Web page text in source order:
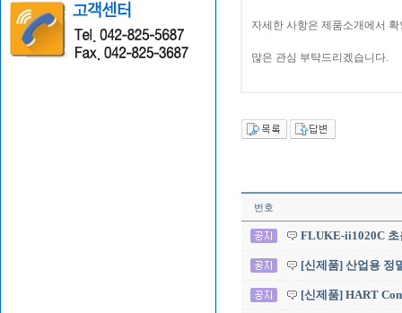
자세한 사항은 제품소개에서
많은 관심 부탁드리겠습니다.
번호
FLUKE-ii1020C 초
[신제품] 산업용 정
[신제품] HART